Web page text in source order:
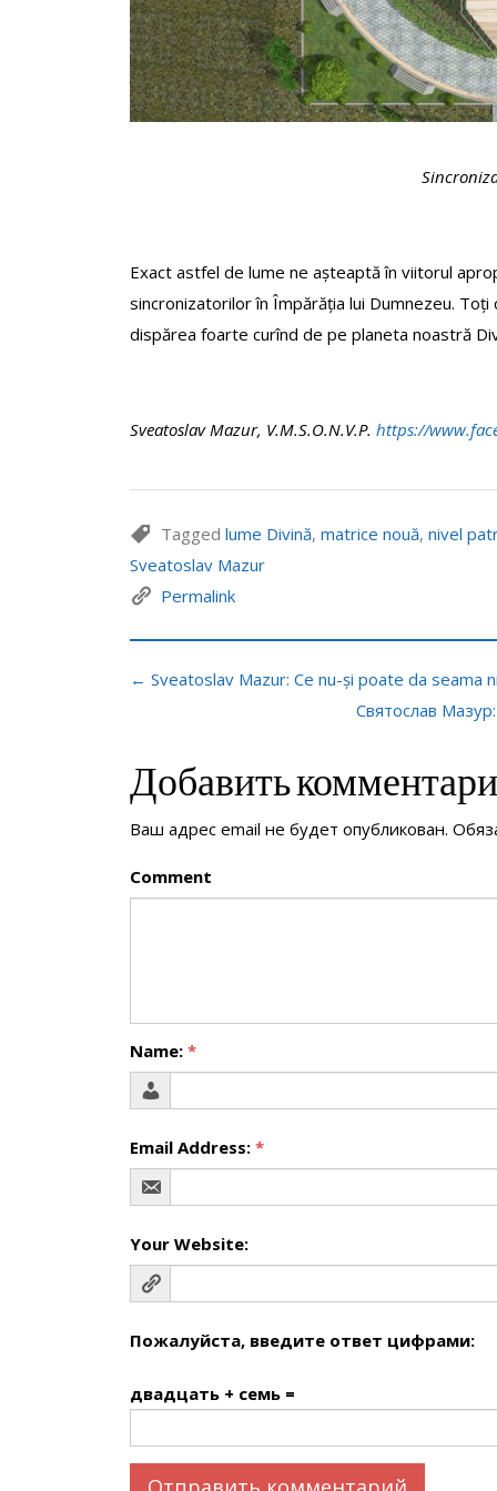
Exact astfel de lume ne așteaptă în viitorul
sincronizatorilor în Împărăția lui Dumnezeu.
dispărea foarte curînd de pe planeta noastră
Sveatoslav Mazur, V.M.S.O.N.V.P. https://
Tagged lume Divină, matrice nouă, nivel
Sveatoslav Mazur
Permalink
← Sveatoslav Mazur: Ce nu-și poate da seama
Святослав
Добавить
Ваш адрес email не будет опубликован.
Comment
Name: *
Email Address: *
Your Website:
Пожалуйста, введите ответ цифрами:
двадцать + семь =